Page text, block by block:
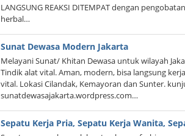
LANGSUNG REAKSI DITEMPAT dengan
herbal…
Sunat Dewasa Modern Jakarta
Melayani Sunat/ Khitan Dewasa untuk wilayah
Tindik alat vital. Aman, modern, bisa langsung
vital. Lokasi Cilandak, Kemayoran dan Sunter.
sunatdewasajakarta.wordpress.com…
Sepatu Kerja Pria, Sepatu Kerja Wanita,